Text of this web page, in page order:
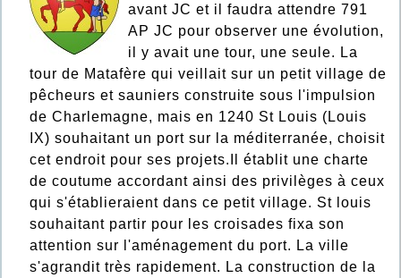
avant JC et il faudra attendre 791
AP JC pour observer une évolution,
il y avait une tour, une seule. La
tour de Matafère qui veillait sur un petit village de
pêcheurs et sauniers construite sous l'impulsion
de Charlemagne, mais en 1240 St Louis (Louis
IX) souhaitant un port sur la méditerranée, choisit
cet endroit pour ses projets.Il établit une charte
de coutume accordant ainsi des privilèges à ceux
qui s'établieraient dans ce petit village. St louis
souhaitant partir pour les croisades fixa son
attention sur l'aménagement du port. La ville
s'agrandit très rapidement. La construction de la